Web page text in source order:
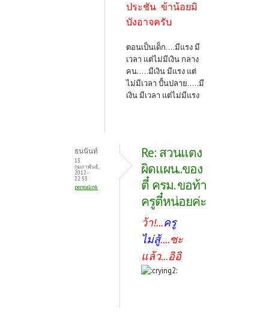
ประชัน ข้าน้อยมิ
บังอาจครับ
ตอนเป็นเด็ก....มีแรง มี
เวลา แต่ไม่มีเงิน กลาง
คน.....มีเงิน มีแรง แต่
ไม่มีเวลา ปั้นปลาย.....มี
เงิน มีเวลา แต่ไม่มีแรง
ธนนันท์
13
กุมภาพันธ์,
2012 -
22:53
permalink
Re: สวนแตง
ผิดแผน..ของ
ตี๋ ครม. ขอท้า
ครูตี๋หน่อยค่ะ
ว้า!...ครู
ไม่สู้....ซะ
แล้ว...อิอิ